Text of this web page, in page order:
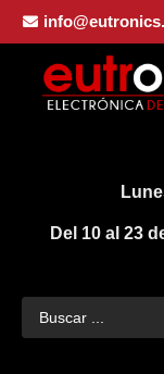
Del 10 al 23